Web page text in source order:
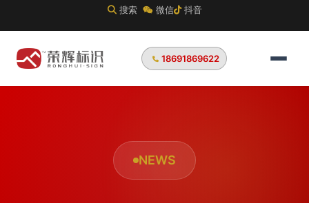
搜索 微信 抖音
18691869622
NEWS